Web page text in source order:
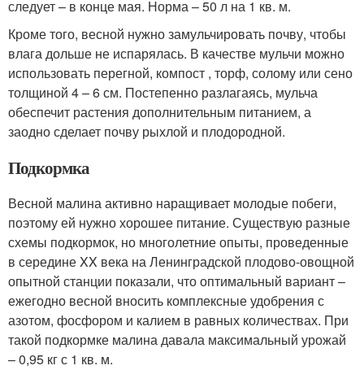
следует – в конце мая. Норма – 50 л на 1 кв. м.
Кроме того, весной нужно замульчировать почву, чтобы
влага дольше не испарялась. В качестве мульчи можно
использовать перегной, компост , торф, солому или сено
толщиной 4 – 6 см. Постепенно разлагаясь, мульча
обеспечит растения дополнительным питанием, а
заодно сделает почву рыхлой и плодородной.
Подкормка
Весной малина активно наращивает молодые побеги,
поэтому ей нужно хорошее питание. Существую разные
схемы подкормок, но многолетние опыты, проведенные
в середине XX века на Ленинградской плодово-овощной
опытной станции показали, что оптимальный вариант –
ежегодно весной вносить комплексные удобрения с
азотом, фосфором и калием в равных количествах. При
такой подкормке малина давала максимальный урожай
– 0,95 кг с 1 кв. м.